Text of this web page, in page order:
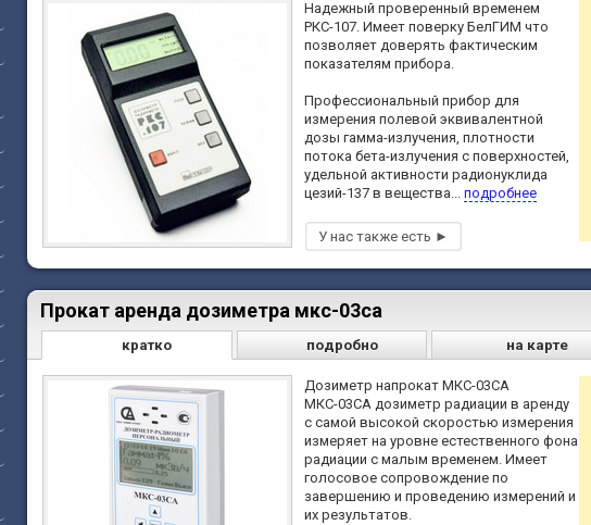
Надежный проверенный временем
РКС-107. Имеет поверку БелГИМ что
позволяет доверять фактическим
показателям прибора.
Профессиональный прибор для
измерения полевой эквивалентной
дозы гамма-излучения, плотности
потока бета-излучения с поверхностей,
удельной активности радионуклида
цезий-137 в вещества... подробнее
Прокат аренда дозиметра мкс-03са
кратко подробно на карте
Дозиметр напрокат МКС-03СА
МКС-03СА дозиметр радиации в аренду
с самой высокой скоростью измерения
измеряет на уровне естественного фона
радиации с малым временем. Имеет
голосовое сопровождение по
завершению и проведению измерений и
их результатов.